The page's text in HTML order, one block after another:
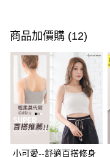
信用卡一次付款
超商取貨付款
LINE Pay
Apple Pay
街口支付
悠遊付
商品加價購 (12)
小可愛--舒適百搭修身